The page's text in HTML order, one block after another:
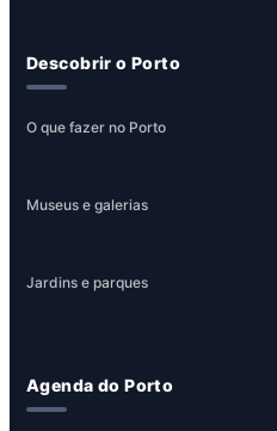
Descobrir o Porto
O que fazer no Porto
Museus e galerias
Jardins e parques
Agenda do Porto